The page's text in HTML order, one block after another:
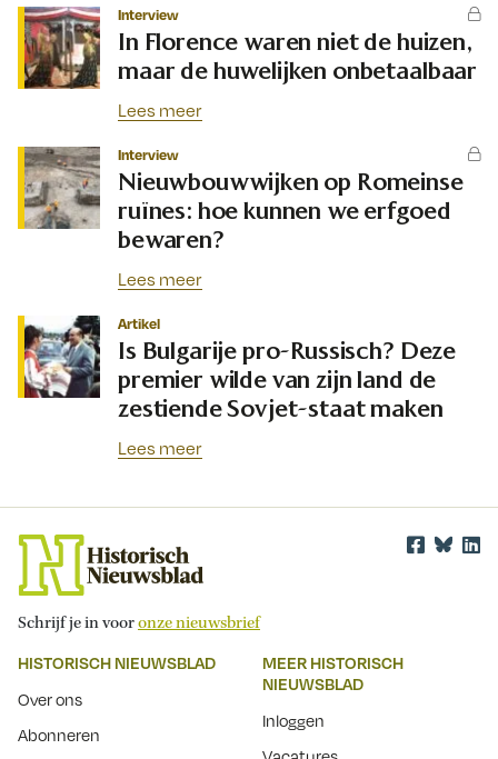
Interview
In Florence waren niet de huizen,
maar de huwelijken onbetaalbaar
Lees meer
Interview
Nieuwbouwwijken op Romeinse
ruïnes: hoe kunnen we erfgoed
bewaren?
Lees meer
Artikel
Is Bulgarije pro-Russisch? Deze
premier wilde van zijn land de
zestiende Sovjet-staat maken
Lees meer
Schrijf je in vooronze nieuwsbrief
HISTORISCH NIEUWSBLAD
Over ons
Abonneren
MEER HISTORISCH
NIEUWSBLAD
Inloggen